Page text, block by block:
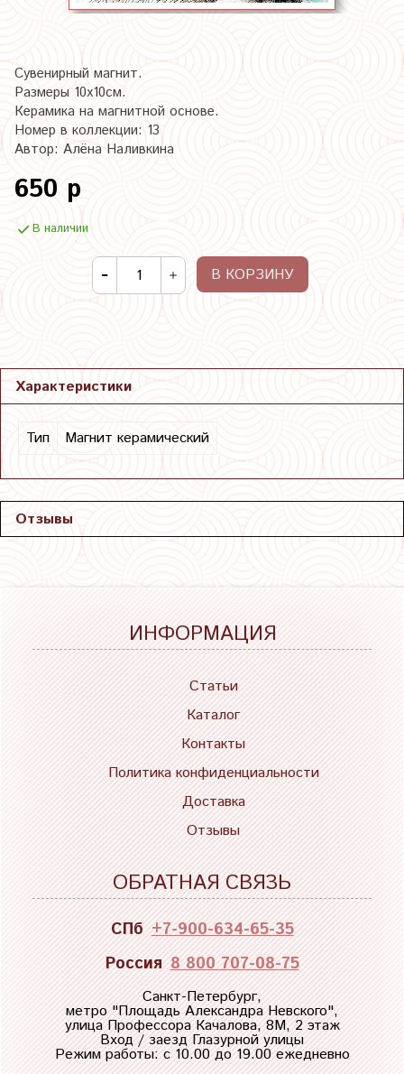
Сувенирный магнит.
Размеры 10х10см.
Керамика на магнитной основе.
Номер в коллекции: 13
Автор: Алёна Наливкина
650 р
В наличии
В КОРЗИНУ
Характеристики
Тип Магнит керамический
Отзывы
ИНФОРМАЦИЯ
Статьи
Каталог
Контакты
Политика конфиденциальности
Доставка
Отзывы
ОБРАТНАЯ СВЯЗЬ
СПб +7-900-634-65-35
Россия 8 800 707-08-75
Санкт-Петербург,
метро "Площадь Александра Невского",
улица Профессора Качалова, 8М, 2 этаж
Вход / заезд Глазурной улицы
Режим работы: с 10.00 до 19.00 ежедневно